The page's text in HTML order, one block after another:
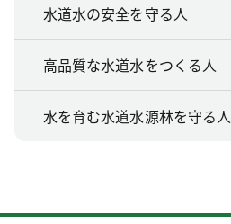
水道水の安全を守る人
高品質な水道水をつくる人
水を育む水道水源林を守る人